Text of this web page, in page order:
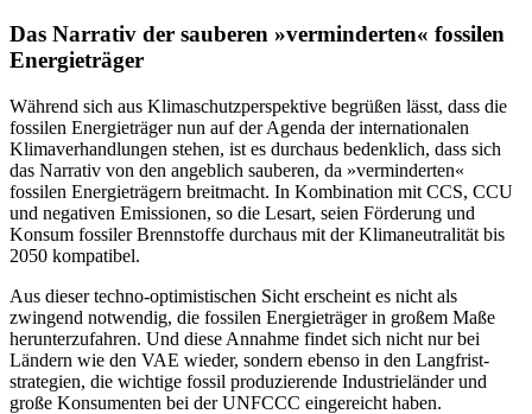
Das Narrativ der sauberen »ver­minderten« fossilen
Energieträger
Während sich aus Klimaschutzperspektive begrüßen lässt, dass die
fossilen Energie­träger nun auf der Agenda der internatio­nalen
Klimaverhandlungen stehen, ist es durchaus bedenklich, dass sich
das Narrativ von den angeblich sauberen, da »vermin­derten«
fossilen Energieträgern breitmacht. In Kombination mit CCS, CCU
und nega­tiven Emissionen, so die Lesart, seien För­derung und
Konsum fossiler Brennstoffe durchaus mit der Klimaneutralität bis
2050 kompatibel.
Aus dieser techno-optimistischen Sicht erscheint es nicht als
zwingend notwendig, die fossilen Energieträger in großem Maße
herunterzufahren. Und diese Annahme findet sich nicht nur bei
Ländern wie den VAE wieder, sondern ebenso in den Langfrist­
strategien, die wichtige fossil produzierende Industrieländer und
große Konsumenten bei der UNFCCC eingereicht haben.